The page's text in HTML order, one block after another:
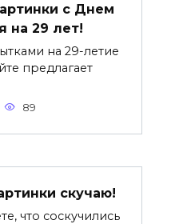
с Днем
на 29 лет!
на 29-летие
предлагает
89
скучаю!
что соскучились